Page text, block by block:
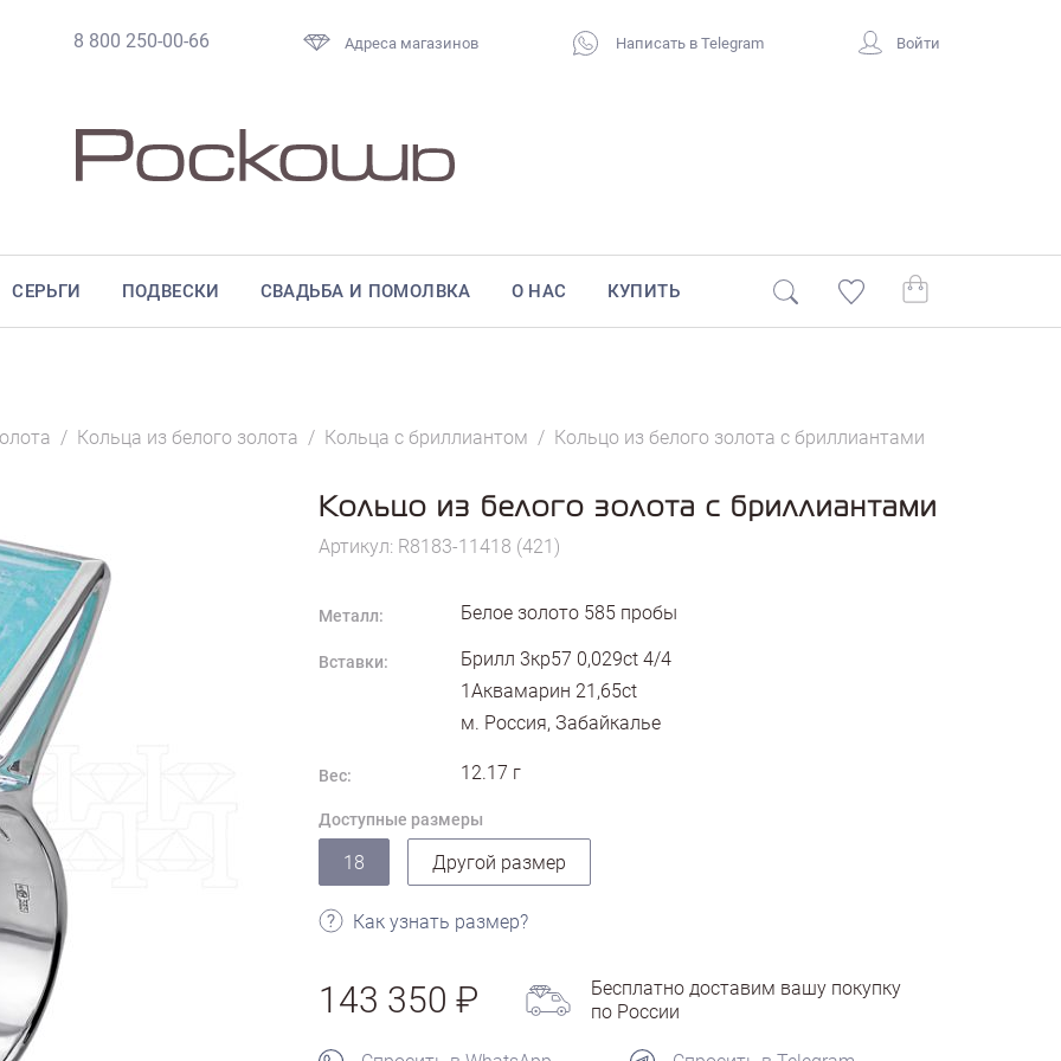
8 800 250-00-66 Адреса магазинов Написать в Telegram Войти
СЕРЬГИ ПОДВЕСКИ СВАДЬБА И ПОМОЛВКА О НАС КУПИТЬ
/ Кольца из белого золота / Кольца с бриллиантом / Кольцо из белого золота с бриллиантами
Кольцо из белого золота с бриллиантами
Артикул: R8183-11418 (421)
Металл: Белое золото 585 пробы
Вставки:
Брилл 3кр57 0,029ct 4/4
1Аквамарин 21,65ct
м. Россия, Забайкалье
Вес: 12.17 г
Доступные размеры
18 Другой размер
Как узнать размер?
143 350
Бесплатно доставим вашу покупку
по России